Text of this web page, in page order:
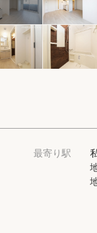
保存した検索条件
店舗・スタッフ
各種お問い合わ
高級賃貸物件コラ
最寄り駅